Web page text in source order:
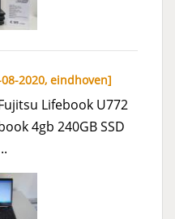
2020, eindhoven]
Lifebook U772
4gb 240GB SSD